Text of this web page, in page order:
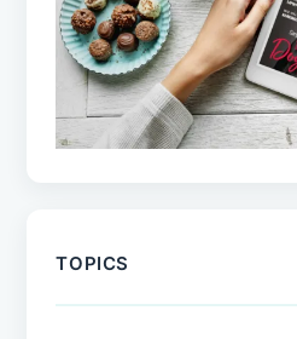
TOPICS